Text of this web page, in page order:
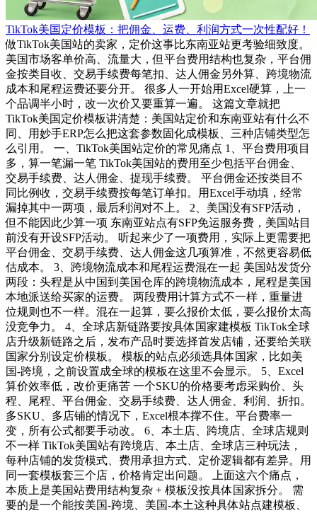
TikTok美国定价模板：把佣金、运费、利润方式一次性配好！
做TikTok美国站的卖家，定价这事比东南亚站更考验细致度。
美国市场客单价高、流量大，但平台费用结构也复杂，平台佣
金按类目收、交易手续费每笔扣、达人佣金另外算、跨境物流
成本和尾程运费还要分开。 很多人一开始用Excel硬算，上一
个品调半小时，改一次价又要重算一遍。 这篇文章就把
TikTok美国定价模板讲清楚：美国站定价和东南亚站有什么不
同、用妙手ERP怎么把这套参数固化成模板、三种店铺类型怎
么引用。 一、TikTok美国站定价的常见痛点 1、平台费用项目
多，算一笔漏一笔 TikTok美国站的费用至少包括平台佣金、
交易手续费、达人佣金、提现手续费。 平台佣金还按类目不
同比例收，交易手续费按每笔订单扣。用Excel手动填，经常
漏掉其中一两项，最后利润对不上。 2、美国没有SFP活动，
但不能因此少算一项 东南亚站点有SFP免运服务费，美国站目
前没有开设SFP活动。 听起来少了一项费用，实际上更需要把
平台佣金、交易手续费、达人佣金这几项算准，不然更容易低
估成本。 3、跨境物流成本和尾程运费混在一起 美国站发货分
两段：头程是从中国到美国仓库的跨境物流成本，尾程是美国
本地派送给买家的运费。 两段费用计算方式不一样，重量进
位规则也不一样。混在一起算，要么报价太低，要么报价太高
没竞争力。 4、全球店新链路要按具体国家建模板 TikTok全球
店升级新链路之后，发布产品时要选择首发店铺，还要给关联
国家分别设定价模板。 模板的站点必须选具体国家，比如美
国-跨境，之前设置成全球的模板在这里不会显示。 5、Excel
算价效率低，改价更痛苦 一个SKU的价格要考虑采购价、头
程、尾程、平台佣金、交易手续费、达人佣金、利润、折扣。
多SKU、多店铺的情况下，Excel根本撑不住。平台费率一
变，所有公式都要手动改。 6、本土店、跨境店、全球店规则
不一样 TikTok美国站有跨境店、本土店、全球店三种玩法，
每种店铺的发货模式、费用承担方式、定价逻辑都有差异。用
同一套模板套三个店，价格肯定出问题。 上面这六个痛点，
本质上是美国站费用结构复杂 + 模板没按具体国家拆分。 需
要的是一个能按美国-跨境、美国-本土这种具体站点建模板、